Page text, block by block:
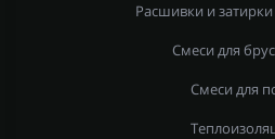
Расшивки и затирки
Смеси для
Смеси для